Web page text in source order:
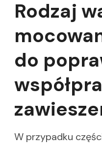
Rodzaj
do
W przypadku